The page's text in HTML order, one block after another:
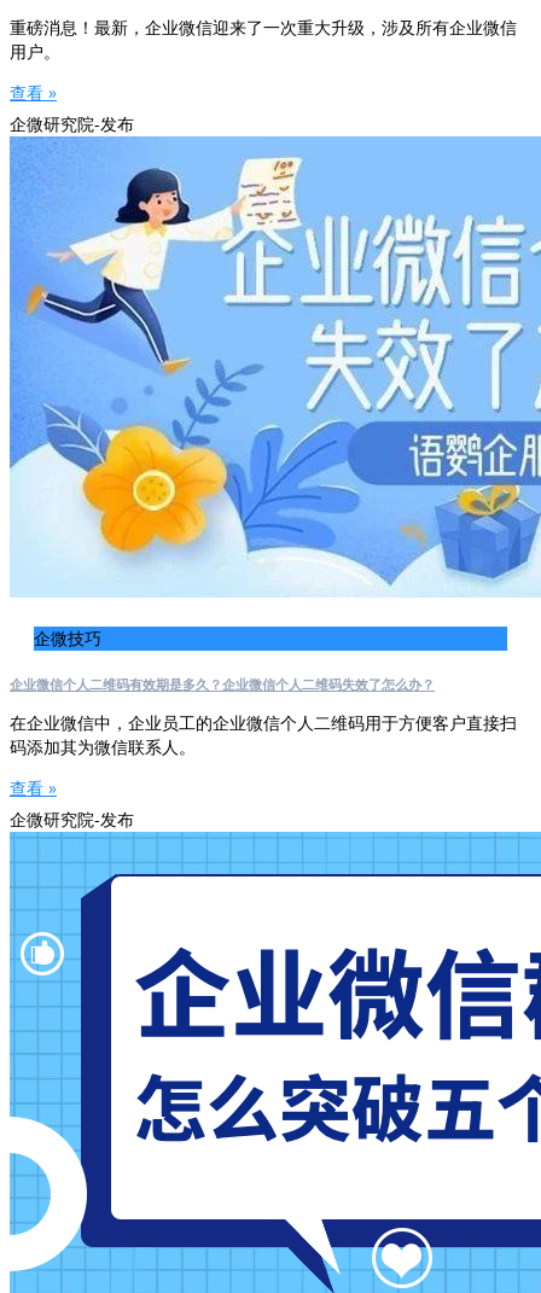
重磅消息！最新，企业微信迎来了一次重大升级，涉及所有企业微信
用户。
查看 »
企微研究院-发布
企微技巧
企业微信个人二维码有效期是多久？企业微信个人二维码失效了怎么办？
在企业微信中，企业员工的企业微信个人二维码用于方便客户直接扫
码添加其为微信联系人。
查看 »
企微研究院-发布